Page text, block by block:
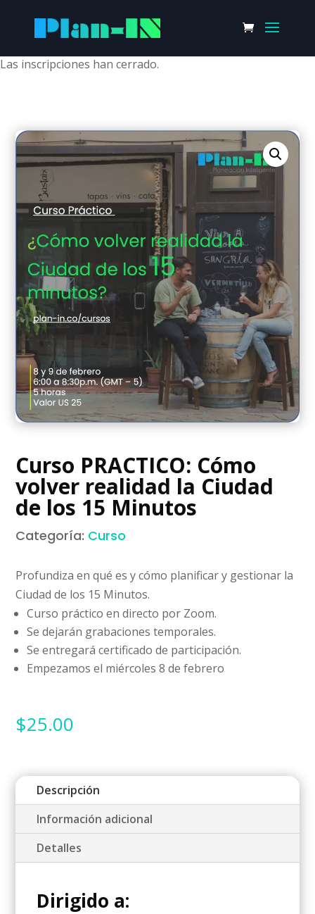
Las inscripciones han cerrado.
Curso PRACTICO: Cómo
volver realidad la Ciudad
de los 15 Minutos
Categoría: Curso
Profundiza en qué es y cómo planificar y gestionar la
Ciudad de los 15 Minutos.
Curso práctico en directo por Zoom.
Se dejarán grabaciones temporales.
Se entregará certificado de participación.
Empezamos el miércoles 8 de febrero
$25.00
Descripción
Información adicional
Detalles
Dirigido a: